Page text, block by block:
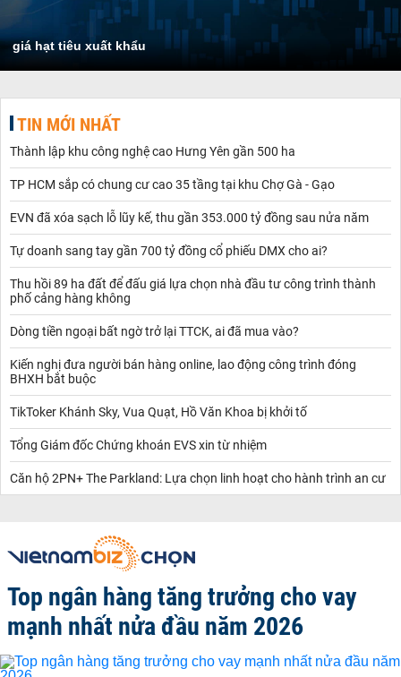
giá hạt tiêu xuất khẩu
TIN MỚI NHẤT
Thành lập khu công nghệ cao Hưng Yên gần 500 ha
TP HCM sắp có chung cư cao 35 tầng tại khu Chợ Gà - Gạo
EVN đã xóa sạch lỗ lũy kế, thu gần 353.000 tỷ đồng sau nửa năm
Tự doanh sang tay gần 700 tỷ đồng cổ phiếu DMX cho ai?
Thu hồi 89 ha đất để đấu giá lựa chọn nhà đầu tư công trình thành
phố cảng hàng không
Dòng tiền ngoại bất ngờ trở lại TTCK, ai đã mua vào?
Kiến nghị đưa người bán hàng online, lao động công trình đóng
BHXH bắt buộc
TikToker Khánh Sky, Vua Quạt, Hồ Văn Khoa bị khởi tố
Tổng Giám đốc Chứng khoán EVS xin từ nhiệm
Căn hộ 2PN+ The Parkland: Lựa chọn linh hoạt cho hành trình an cư
Top ngân hàng tăng trưởng cho vay
mạnh nhất nửa đầu năm 2026